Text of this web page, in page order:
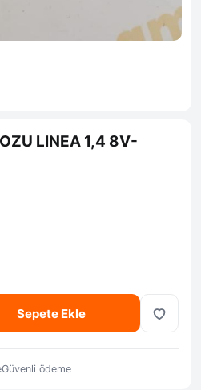
LINEA 1,4 8V-
Sepete Ekle
Güvenli ödeme